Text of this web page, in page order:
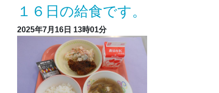
１６日の給食です。
2025年7月16日 13時01分